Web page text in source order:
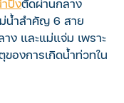
น้ำสำคัญ 6 สาย
ง และแม่แจ่ม เพราะ
ของการเกิดน้ำท่วทใน